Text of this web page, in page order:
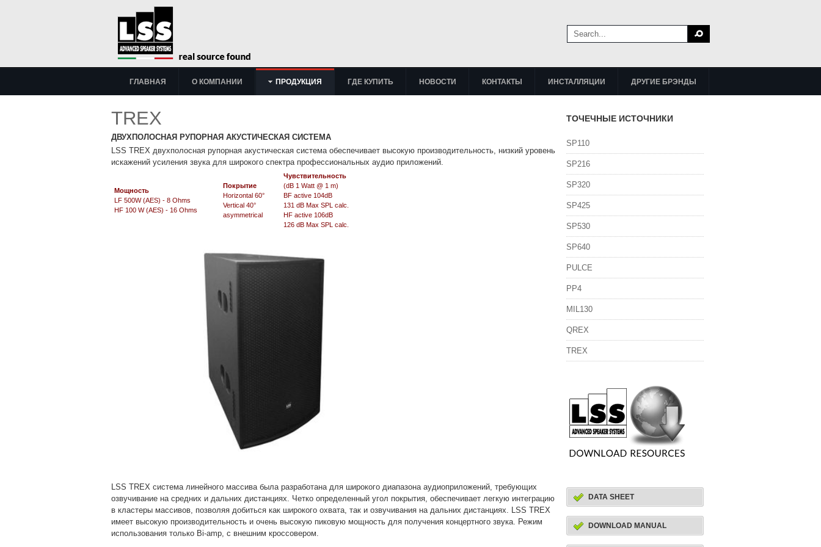
ГЛАВНАЯ О КОМПАНИИ ПРОДУКЦИЯ ГДЕ КУПИТЬ НОВОСТИ КОНТАКТЫ ИНСТАЛЛЯЦИИ ДРУГИЕ БРЭНДЫ
TREX
ДВУХПОЛОСНАЯ РУПОРНАЯ АКУСТИЧЕСКАЯ СИСТЕМА
LSS TREX двухполосная рупорная акустическая система обеспечивает высокую производительность, низкий уровень
искажений усиления звука для широкого спектра профессиональных аудио приложений.
Мощность
LF 500W(AES) - 8 Ohms
HF 100 W(AES) - 16 Ohms
Покрытие
Horizontal 60°
Vertical 40°
asymmetrical
Чувствительность
(dB 1 Watt @ 1 m)
BF active 104dB
131 dB Max SPL calc.
HF active 106dB
126 dB Max SPL calc.
LSS TREX система линейного массива была разработана для широкого диапазона аудиоприложений, требующих
озвучивание на средних и дальних дистанциях. Четко определенный угол покрытия, обеспечивает легкую интеграцию
в кластеры массивов, позволяя добиться как широкого охвата, так и озвучивания на дальних дистанциях.
LSS TREX
имеет высокую производительность и очень высокую пиковую мощность для получения концертного звука. Режим
использования только Bi-amp, с внешним кроссовером.
ТОЧЕЧНЫЕ ИСТОЧНИКИ
SP110
SP216
SP320
SP425
SP530
SP640
PULCE
PP4
MIL130
QREX
TREX
DATA SHEET
DOWNLOAD MANUAL